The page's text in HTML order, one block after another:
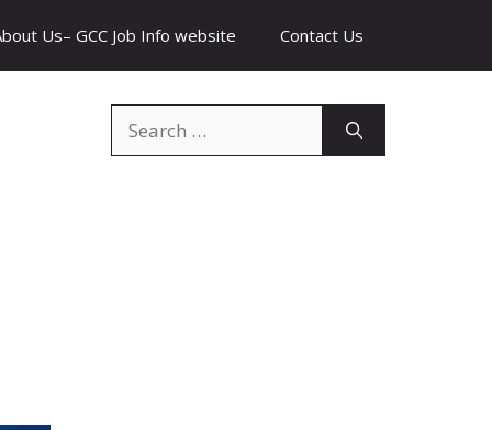
Us– GCC Job Info website Contact Us
for: